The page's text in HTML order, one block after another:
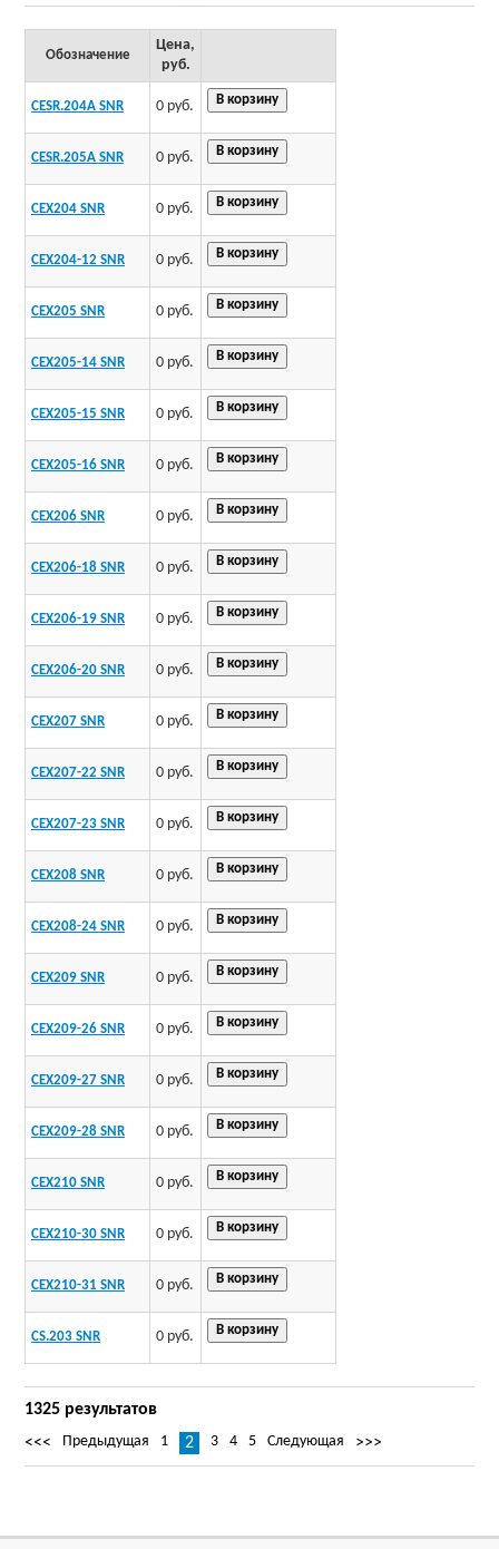
Обозначение
Цена,
руб.
CESR.204A SNR 0 руб.
CESR.205A SNR 0 руб.
CEX204 SNR 0 руб.
CEX204-12 SNR 0 руб.
CEX205 SNR 0 руб.
CEX205-14 SNR 0 руб.
CEX205-15 SNR 0 руб.
CEX205-16 SNR 0 руб.
CEX206 SNR 0 руб.
CEX206-18 SNR 0 руб.
CEX206-19 SNR 0 руб.
CEX206-20 SNR 0 руб.
CEX207 SNR 0 руб.
CEX207-22 SNR 0 руб.
CEX207-23 SNR 0 руб.
CEX208 SNR 0 руб.
CEX208-24 SNR 0 руб.
CEX209 SNR 0 руб.
CEX209-26 SNR 0 руб.
CEX209-27 SNR 0 руб.
CEX209-28 SNR 0 руб.
CEX210 SNR 0 руб.
CEX210-30 SNR 0 руб.
CEX210-31 SNR 0 руб.
CS.203 SNR 0 руб.
1325 результатов
<<<
Предыдущая 1 2 3 4 5 Следующая >>>